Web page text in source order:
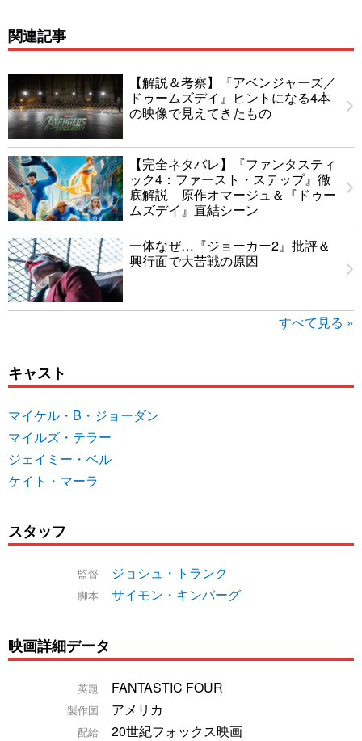
関連記事
【解説＆考察】『アベンジャーズ／
ドゥームズデイ』ヒントになる4本
の映像で見えてきたもの
【完全ネタバレ】『ファンタスティ
ック4：ファースト・ステップ』徹
底解説 原作オマージュ＆『ドゥー
ムズデイ』直結シーン
一体なぜ…『ジョーカー2』批評＆
興行面で大苦戦の原因
すべて見る »
キャスト
マイケル・B・ジョーダン
マイルズ・テラー
ジェイミー・ベル
ケイト・マーラ
スタッフ
監督 ジョシュ・トランク
脚本 サイモン・キンバーグ
映画詳細データ
英題 FANTASTIC FOUR
製作国 アメリカ
配給 20世紀フォックス映画